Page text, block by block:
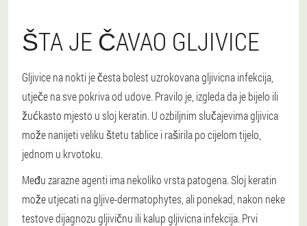
ŠTA JE ČAVAO GLJIVICE
Gljivice na nokti je česta bolest uzrokovana gljivicna infekcija,
utječe na sve pokriva od udove. Pravilo je, izgleda da je bijelo ili
žućkasto mjesto u sloj keratin. U ozbiljnim slučajevima gljivica
može nanijeti veliku štetu tablice i raširila po cijelom tijelo,
jednom u krvotoku.
Među zarazne agenti ima nekoliko vrsta patogena. Sloj keratin
može utjecati na gljive-dermatophytes, ali ponekad, nakon neke
testove dijagnozu gljivičnu ili kalup gljivicna infekcija. Prvi